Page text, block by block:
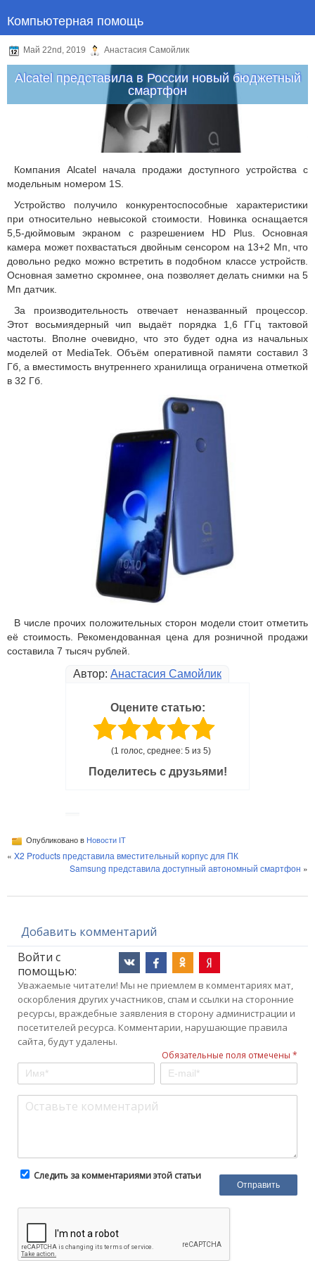
Компьютерная помощь
Май 22nd, 2019 Анастасия Самойлик
Alcatel представила в России новый бюджетный
смартфон
Компания Alcatel начала продажи доступного устройства с
модельным номером 1S.
Устройство получило конкурентоспособные характеристики
при относительно невысокой стоимости. Новинка оснащается
5,5-дюймовым экраном с разрешением HD Plus. Основная
камера может похвастаться двойным сенсором на 13+2 Мп, что
довольно редко можно встретить в подобном классе устройств.
Основная заметно скромнее, она позволяет делать снимки на 5
Мп датчик.
За производительность отвечает неназванный процессор.
Этот восьмиядерный чип выдаёт порядка 1,6 ГГц тактовой
частоты. Вполне очевидно, что это будет одна из начальных
моделей от MediaTek. Объём оперативной памяти составил 3
Гб, а вместимость внутреннего хранилища ограничена отметкой
в 32 Гб.
В числе прочих положительных сторон модели стоит отметить
её стоимость. Рекомендованная цена для розничной продажи
составила 7 тысяч рублей.
Автор: Анастасия Самойлик
Оцените статью:
(1 голос, среднее: 5 из 5)
Поделитесь с друзьями!
Опубликовано в Новости IT
« X2 Products представила вместительный корпус для ПК
Samsung представила доступный автономный смартфон »
Добавить комментарий
Войти с
помощью:
Уважаемые читатели! Мы не приемлем в комментариях мат,
оскорбления других участников, спам и ссылки на сторонние
ресурсы, враждебные заявления в сторону администрации и
посетителей ресурса. Комментарии, нарушающие правила
сайта, будут удалены.
Обязательные поля отмечены *
Следить за комментариями этой статьи